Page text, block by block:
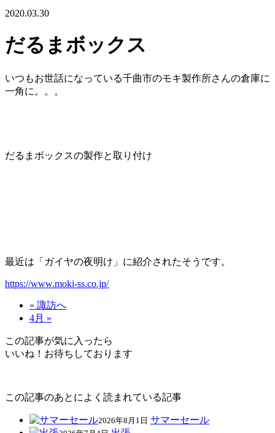
2020.03.30
だるまボックス
いつもお世話になっている千曲市のモキ製作所さんの倉庫に
一角に。。。
だるまボックスの製作と取り付け
最近は「ガイヤの夜明け」に紹介されたそうです。
https://www.moki-ss.co.jp/
« 諏訪へ
4月 »
この記事が気に入ったら
いいね！お待ちしております
この記事のあとによく読まれている記事
2026年8月1日 サマーセール